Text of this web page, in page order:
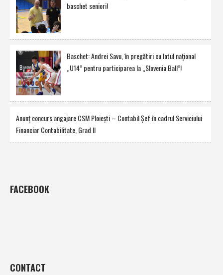
baschet seniori!
Baschet: Andrei Savu, în pregătiri cu lotul naţional
„U14” pentru participarea la „Slovenia Ball”!
Anunţ concurs angajare CSM Ploieşti – Contabil Şef în cadrul Serviciului
Financiar Contabilitate, Grad II
FACEBOOK
CONTACT